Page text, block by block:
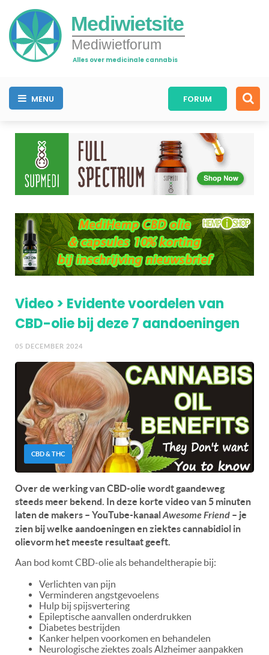
Mediwietsite
Mediwietforum
Alles over medicinale cannabis
MENU FORUM
Video > Evidente voordelen van
CBD-olie bij deze 7 aandoeningen
05 DECEMBER 2024
CBD & THC
Over de werking van CBD-olie wordt gaandeweg
steeds meer bekend. In deze korte video van 5 minuten
laten de makers – YouTube-kanaalAwesome Friend – je
zien bij welke aandoeningen en ziektes cannabidiol in
olievorm het meeste resultaat geeft.
Aan bod komt CBD-olie als behandeltherapie bij:
Verlichten van pijn
Verminderen angstgevoelens
Hulp bij spijsvertering
Epileptische aanvallen onderdrukken
Diabetes bestrijden
Kanker helpen voorkomen en behandelen
Neurologische ziektes zoals Alzheimer aanpakken